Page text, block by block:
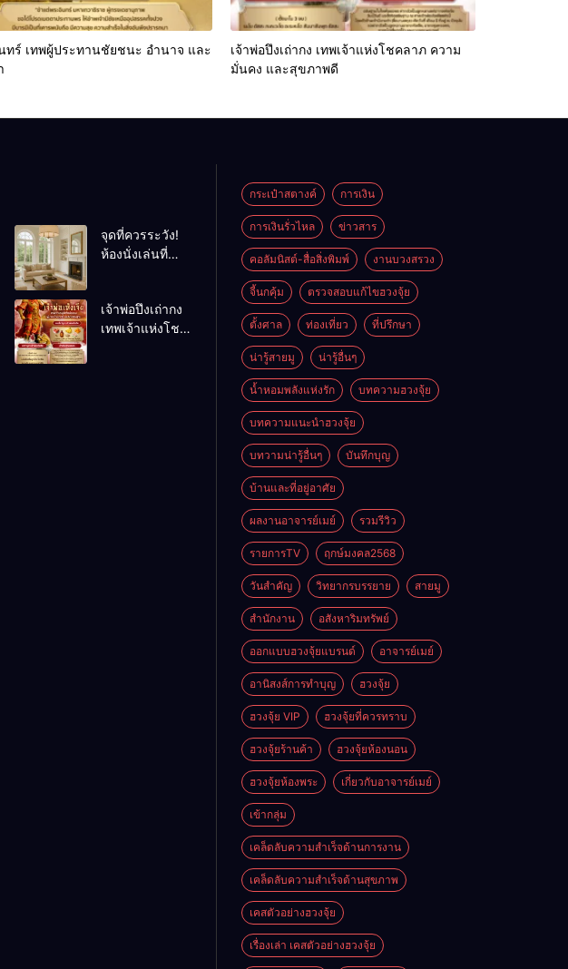
ทร์ เทพผู้ประทานชัยชนะ อำนาจ และ
เจ้าพ่อปึงเถ่ากง เทพเจ้าแห่งโชคลาภ ความ
มั่นคง และสุขภาพดี
จุดที่ควรระวัง!
ห้องนั่งเล่นที่
เจ้าพ่อปึงเถ่ากง
เทพเจ้าแห่งโชค
กระเป๋าสตางค์ การเงิน
การเงินรั่วไหล ข่าวสาร
คอลัมนิสต์-สื่อสิ่งพิมพ์ งานบวงสรวง
จี้นกคุ้ม ตรวจสอบแก้ไขฮวงจุ้ย
ตั้งศาล ท่องเที่ยว ที่ปรึกษา
น่ารู้สายมู น่ารู้อื่นๆ
น้ำหอมพลังแห่งรัก บทความฮวงจุ้ย
บทความแนะนำฮวงจุ้ย
บทวามน่ารู้อื่นๆ บันทึกบุญ
บ้านและที่อยู่อาศัย
ผลงานอาจารย์เมย์ รวมรีวิว
รายการTV ฤกษ์มงคล2568
วันสำคัญ วิทยากรบรรยาย สายมู
สำนักงาน อสังหาริมทรัพย์
ออกแบบฮวงจุ้ยแบรนด์ อาจารย์เมย์
อานิสงส์การทำบุญ ฮวงจุ้ย
ฮวงจุ้ย VIP ฮวงจุ้ยที่ควรทราบ
ฮวงจุ้ยร้านค้า ฮวงจุ้ยห้องนอน
ฮวงจุ้ยห้องพระ เกี่ยวกับอาจารย์เมย์
เข้ากลุ่ม
เคล็ดลับความสำเร็จด้านการงาน
เคล็ดลับความสำเร็จด้านสุขภาพ
เคสตัวอย่างฮวงจุ้ย
เรื่องเล่า เคสตัวอย่างฮวงจุ้ย